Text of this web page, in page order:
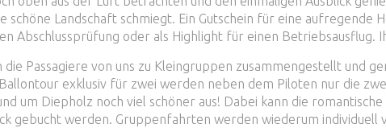
schöne Landschaft schmiegt. Ein Gutschein für eine
Abschlussprüfung oder als Highlight für einen Betriebsausflug.
Passagiere von uns zu Kleingruppen zusammengestellt und
exklusiv für zwei werden neben dem Piloten nur die
um Diepholz noch viel schöner aus! Dabei kann die
gebucht werden. Gruppenfahrten werden wiederum